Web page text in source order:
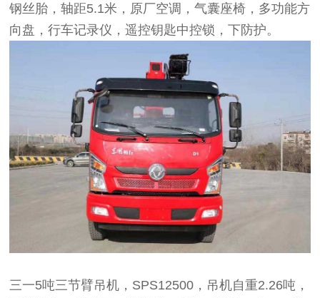
钢丝胎，轴距5.1米，原厂空调，气囊座椅，多功能方
向盘，行车记录仪，遥控钥匙中控锁，下防护。
三一5吨三节臂吊机，SPS12500，吊机自重2.26吨，